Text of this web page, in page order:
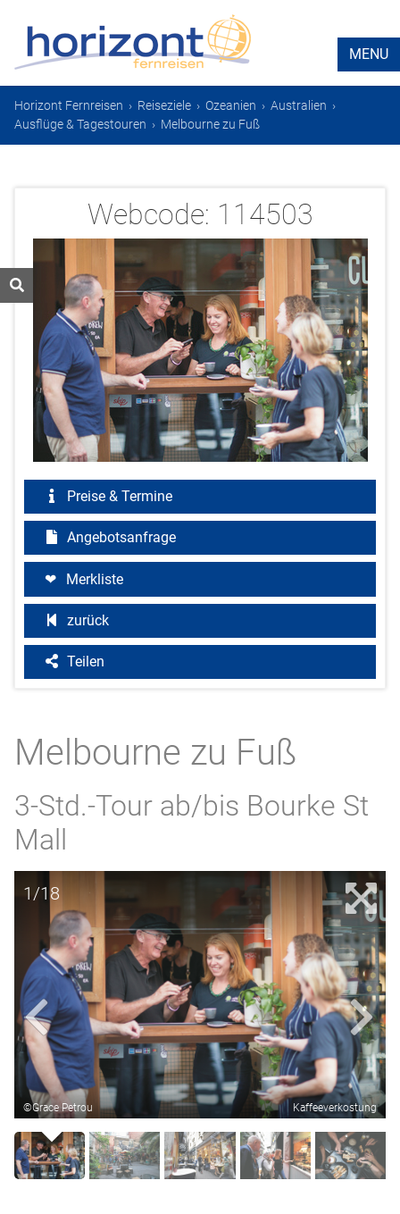
MENU
Horizont Fernreisen › Reiseziele › Ozeanien › Australien ›
Ausflüge & Tagestouren › Melbourne zu Fuß
Webcode: 114503
Preise & Termine
Angebotsanfrage
Merkliste
zurück
Teilen
Melbourne zu Fuß
3-Std.-Tour ab/bis Bourke St
Mall
1/18
©Grace Petrou Kaffeeverkostung